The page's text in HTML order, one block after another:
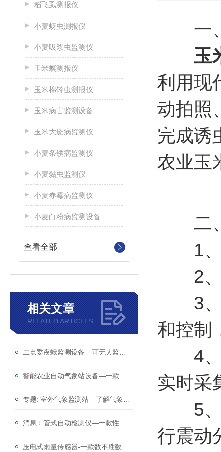
稻飞虱测报仪
小麦蚜虫测报仪
小麦吸浆虫监测仪
玉米螟测报仪
玉米棉铃虫测报仪
玉米病害监测设备
玉米大斑病监测仪
小麦条锈病监测仪
小麦黏虫监测仪
小麦赤霉病监测仪
小麦白粉病监测设备
查看全部
相关文章
RELATED ARTICLES
一
玉
利用现
动拍照
完成诱
农业玉
二、
1、
2、
3、
和控制
4、
实时采
5、
行震动